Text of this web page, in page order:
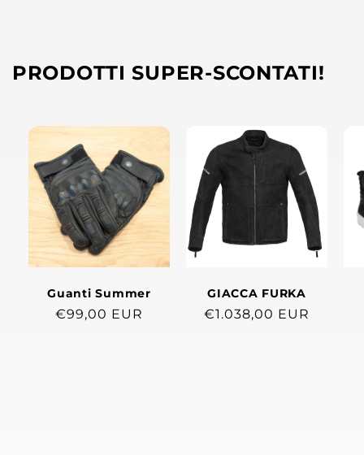
PRODOTTI SUPER-SCONTATI!
Guanti Summer
Prezzo
€99,00 EUR
GIACCA FURKA
Prezzo
€1.038,00 EUR